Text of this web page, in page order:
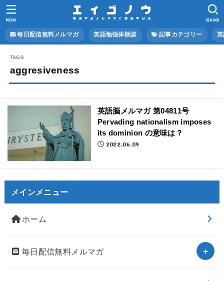
毎日配信無料メルマガ 英語勉強体験談 記事カテゴリー
SEARCH
MENU
aggresiveness
英語脳メルマガ 第04811号
Pervading nationalism imposes
its dominion の意味は？
2022.06.09
メインメニュー
ホーム
毎日配信無料メルマガ